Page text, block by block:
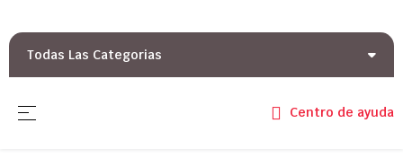
Todas Las Categorias
Navegación de palanca
☰ Centro de ayuda